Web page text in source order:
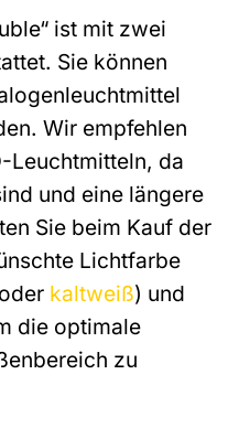
ist mit zwei
Sie können
Wir empfehlen
Leuchtmitteln, da
und eine längere
Sie beim Kauf der
Lichtfarbe
kaltweiß) und
die optimale
zu